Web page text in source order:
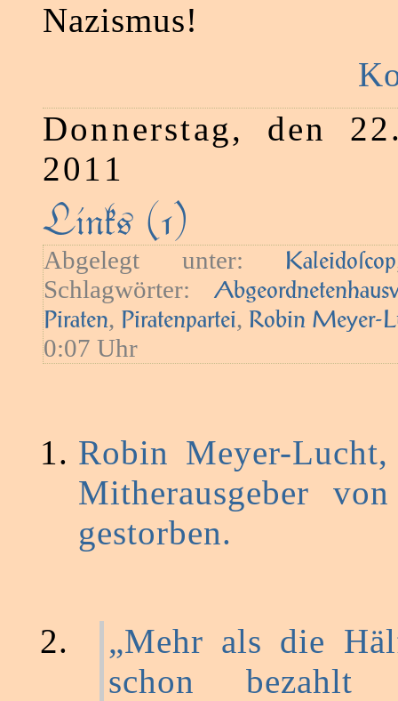
Nazismus!
Donnerstag, den
2011
Links (1)
Abgelegt unter: Kaleidoſcop
Schlagwörter:
Piraten, Piratenpartei, Robin Meyer-
0:07 Uhr
Robin Meyer-
Mitherausgeber
gestorben.
„Mehr als die
schon